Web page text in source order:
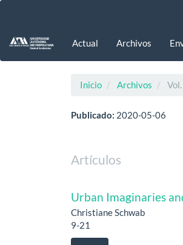
principal
Actual Archivos
Inicio Archivos
Publicado: 2020-05-06
Artículos
Urban Imaginaries
Christiane Schwab
9-21